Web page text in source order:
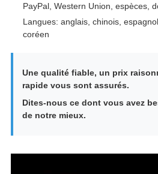
PayPal, Western Union, espèces,
Langues: anglais, chinois,
coréen
Une qualité fiable, un prix
rapide vous sont assurés.
Dites-nous ce dont vous avez
de notre mieux.